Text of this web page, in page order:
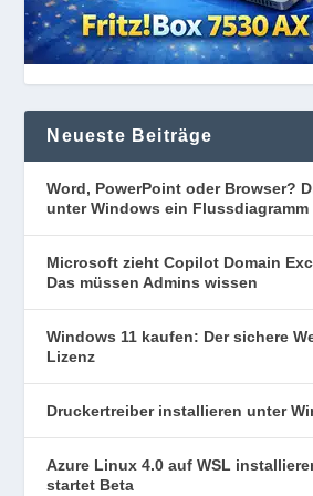
Neueste Beiträge
Word, PowerPoint oder Browser?
unter Windows ein Flussdiagramm
Microsoft zieht Copilot Domain
Das müssen Admins wissen
Windows 11 kaufen: Der sichere
Lizenz
Druckertreiber installieren unter
Azure Linux 4.0 auf WSL
startet Beta